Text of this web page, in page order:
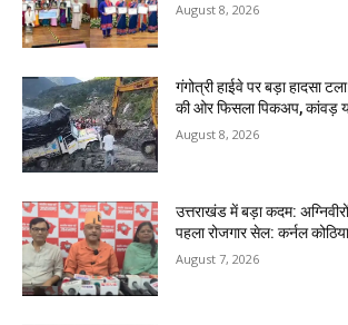
August 8, 2026
गंगोत्री हाईवे पर बड़ा हादसा
की ओर फिसला पिकअप, कांवड़
August 8, 2026
उत्तराखंड में बड़ा कदम:
पहला रोजगार सेल: कर्नल
August 7, 2026